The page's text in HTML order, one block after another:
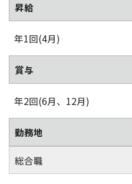
昇給
年1回(4月)
賞与
年2回(6月、12月)
勤務地
総合職